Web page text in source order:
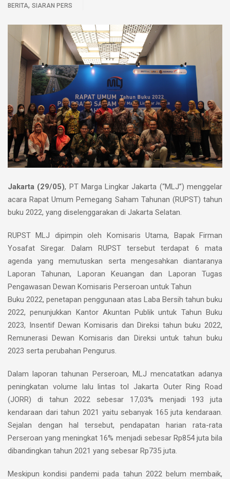
BERITA, SIARAN PERS
Jakarta (29/05), PT Marga Lingkar Jakarta (“MLJ”) menggelar
acara Rapat Umum Pemegang Saham Tahunan (RUPST) tahun
buku 2022, yang diselenggarakan di Jakarta Selatan.
RUPST MLJ dipimpin oleh Komisaris Utama, Bapak Firman
Yosafat Siregar. Dalam RUPST tersebut terdapat 6 mata
agenda yang memutuskan serta mengesahkan diantaranya
Laporan Tahunan, Laporan Keuangan dan Laporan Tugas
Pengawasan Dewan Komisaris Perseroan untuk Tahun
Buku 2022, penetapan penggunaan atas Laba Bersih tahun buku
2022, penunjukkan Kantor Akuntan Publik untuk Tahun Buku
2023, Insentif Dewan Komisaris dan Direksi tahun buku 2022,
Remunerasi Dewan Komisaris dan Direksi untuk tahun buku
2023 serta perubahan Pengurus.
Dalam laporan tahunan Perseroan, MLJ mencatatkan adanya
peningkatan volume lalu lintas tol Jakarta Outer Ring Road
(JORR) di tahun 2022 sebesar 17,03% menjadi 193 juta
kendaraan dari tahun 2021 yaitu sebanyak 165 juta kendaraan.
Sejalan dengan hal tersebut, pendapatan harian rata-rata
Perseroan yang meningkat 16% menjadi sebesar Rp854 juta bila
dibandingkan tahun 2021 yang sebesar Rp735 juta.
Meskipun kondisi pandemi pada tahun 2022 belum membaik,